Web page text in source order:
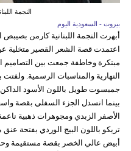
النجمة
بيروت - السعودية اليوم
أبهرت النجمة اللبنانية كارمن
اعتمدت قصة الشعر القصير متخلية
مبتكرة وخاطفة جمعت بين التصاميم
النهارية والمناسبات الرسمية.
جمبسوت طويل باللون الأسود
بينما انسدل الجزء السفلي بقصة
الأصفر الزبدي ومجوهرات ذهبية
تريكو باللون البيج الوردي بفتحة
أبيض عالي الخصر بقصة مستقيمة